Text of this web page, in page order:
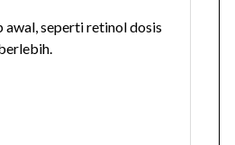
awal, seperti retinol dosis